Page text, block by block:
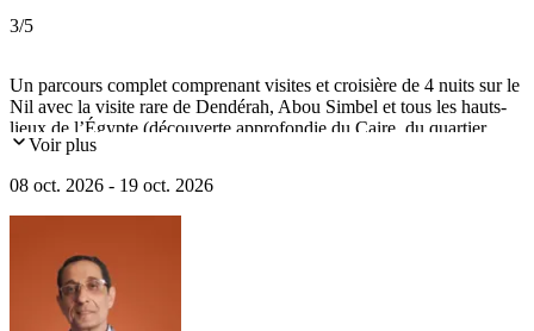
3/5
Un parcours complet comprenant visites et croisière de 4 nuits sur le
Nil avec la visite rare de Dendérah, Abou Simbel et tous les hauts-
lieux de l’Égypte (découverte approfondie du Caire, du quartier
copte, pyramides de Saqqarah et Dahchour…).
Voir plus
08 oct. 2026 - 19 oct. 2026